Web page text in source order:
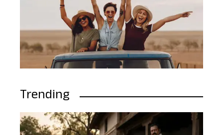
Trending